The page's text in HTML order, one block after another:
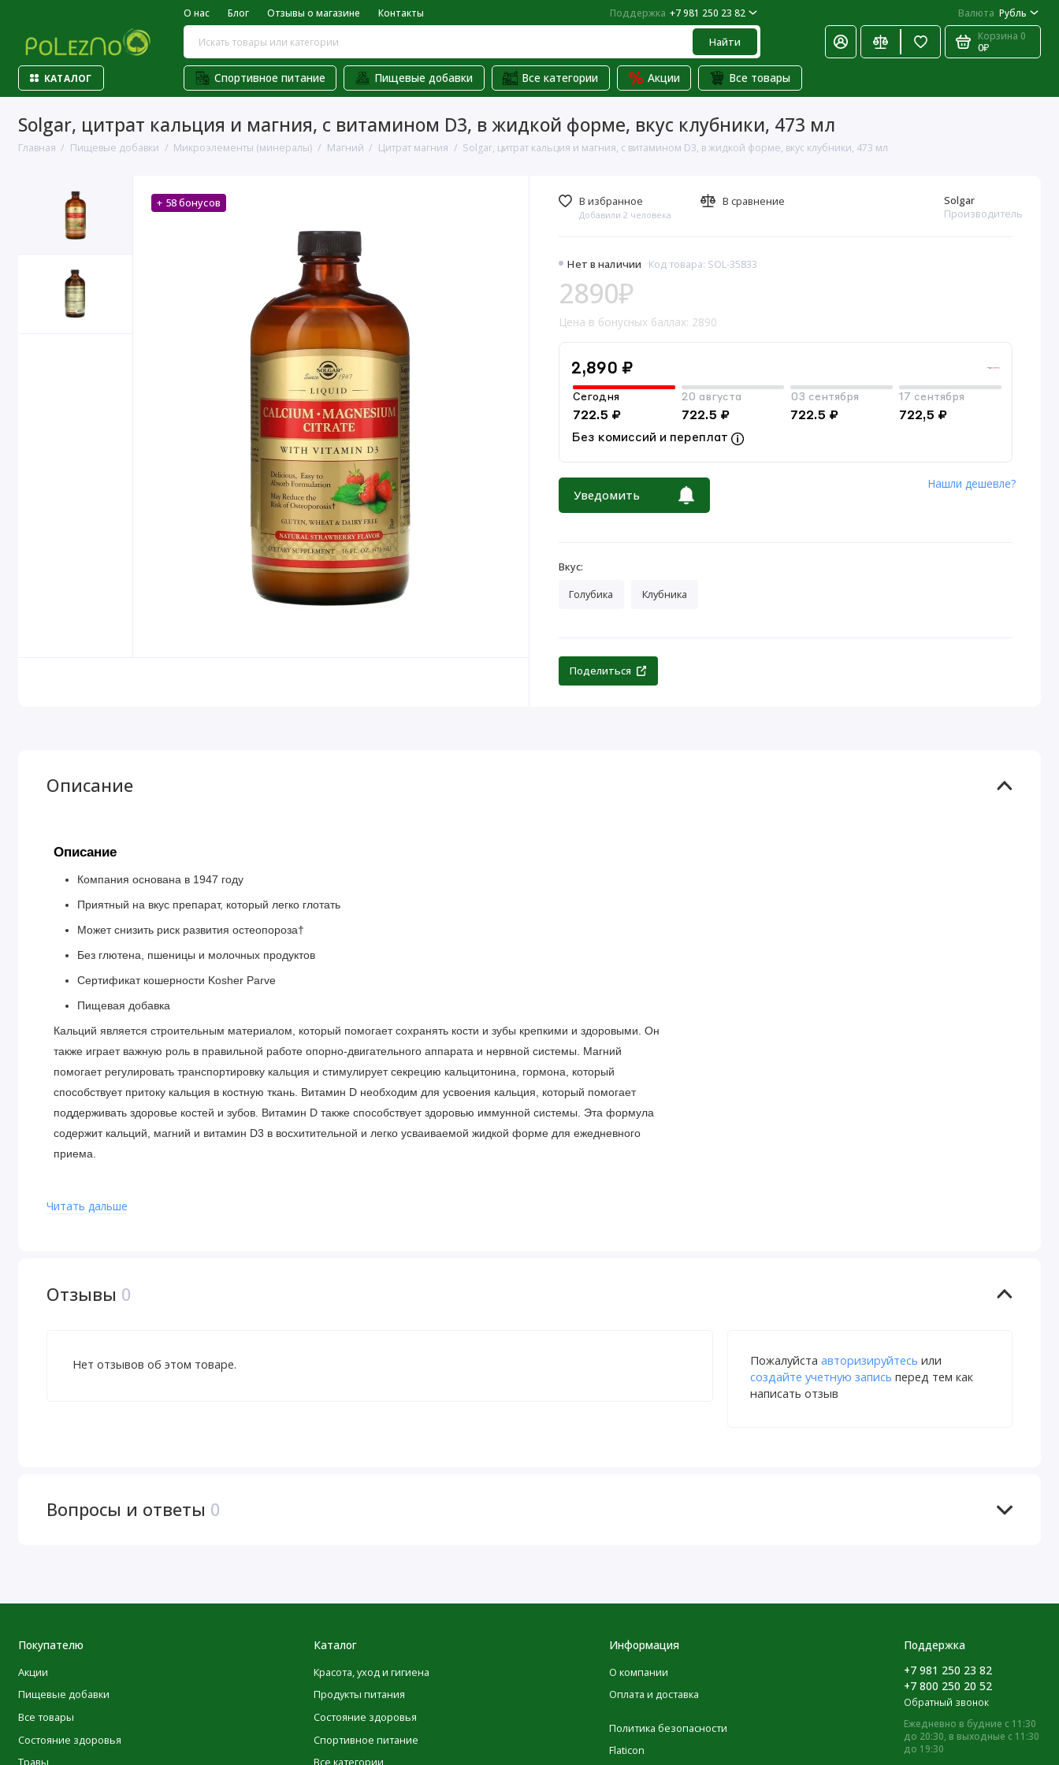
О нас Блог Отзывы о магазине Контакты Поддержка +7 981 250 23 82 Валюта Рубль
Найти Корзина 0
0₽
КАТАЛОГ Спортивное питание Пищевые добавки Все категории Акции Все товары
Solgar, цитрат кальция и магния, с витамином D3, в жидкой форме, вкус клубники, 473 мл
Главная Пищевые добавки Микроэлементы (минералы) Магний Цитрат магния Solgar, цитрат кальция и магния, с витамином D3, в жидкой форме, вкус клубники, 473 мл
+ 58 бонусов
Нет в наличии Код товара: SOL-35833
Solgar
Производитель
2890₽
Цена в бонусных баллах: 2890
2,890 ₽
Сегодня
722.5 ₽
20 августа
722.5 ₽
03 сентября
722.5 ₽
17 сентября
722,5 ₽
Без комиссий и переплат
Уведомить
Нашли дешевле?
В избранное
Добавили 2 человека
В сравнение
Вкус:
Голубика
Клубника
Поделиться
Описание
Описание
Компания основана в 1947 году
Приятный на вкус препарат, который легко глотать
Может снизить риск развития остеопороза†
Без глютена, пшеницы и молочных продуктов
Сертификат кошерности Kosher Parve
Пищевая добавка
Кальций является строительным материалом, который помогает сохранять кости и зубы крепкими и здоровыми. Он
также играет важную роль в правильной работе опорно-двигательного аппарата и нервной системы. Магний
помогает регулировать транспортировку кальция и стимулирует секрецию кальцитонина, гормона, который
способствует притоку кальция в костную ткань. Витамин D необходим для усвоения кальция, который помогает
поддерживать здоровье костей и зубов. Витамин D также способствует здоровью иммунной системы. Эта формула
содержит кальций, магний и витамин D3 в восхитительной и легко усваиваемой жидкой форме для ежедневного
приема.
активностью, может снизить риск развития остеопороза с возрастом.
ложке (15 мл) (0,5 жидк. унции) в день во время еды или в соответствии с рекомендациями лечащего врача.
Очищенная вода, фруктоза, лимонная кислота, натуральные ароматизаторы, ксантановая камедь, каррагенан.
своей продукции. Однако некоторые изменения, вносимые производителями, касающиеся упаковки или списка
ингредиентов, могут потребовать определенного времени до того момента, как они будут опубликованы на сайте.
Имейте в виду, что даже несмотря на то, что иногда упаковка товаров может изменяться, это никак не влияет на
Читать дальше
Отзывы 0
Нет отзывов об этом товаре. Пожалуйста авторизируйтесь или
создайте учетную запись перед тем как
написать отзыв
Вопросы и ответы 0
Покупателю
Акции
Пищевые добавки
Все товары
Состояние здоровья
Травы
Каталог
Красота, уход и гигиена
Продукты питания
Состояние здоровья
Спортивное питание
Все категории
Информация
О компании
Оплата и доставка
Политика безопасности
Flaticon
Поддержка
+7 981 250 23 82
+7 800 250 20 52
Обратный звонок
Ежедневно в будние с 11:30
до 20:30, в выходные с 11:30
до 19:30